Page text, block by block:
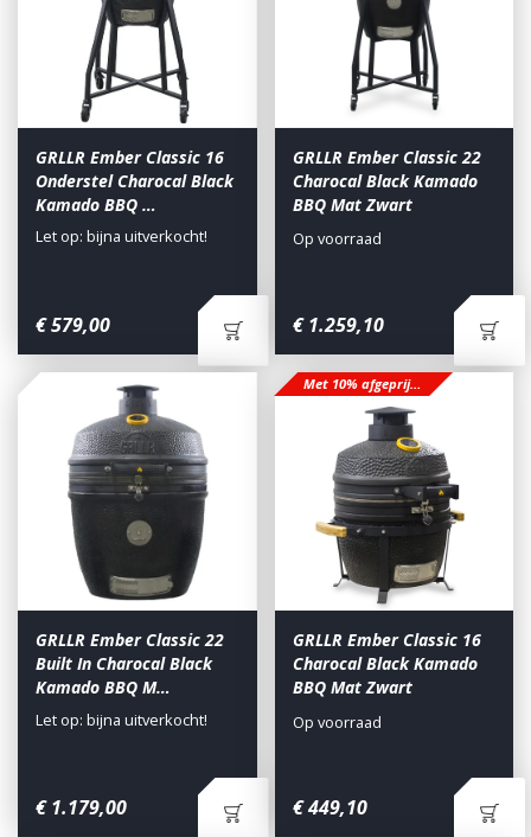
GRLLR Ember Classic 16
Onderstel Charocal Black
Kamado BBQ …
€579,00
Let op: bijna uitverkocht!
GRLLR Ember Classic 22
Charocal Black Kamado
BBQ Mat Zwart
€ 1.259,10
Op voorraad
GRLLR Ember Classic 22
Built In Charocal Black
Kamado BBQ M…
€ 1.179,00
Let op: bijna uitverkocht!
Met 10% afgeprijsd
GRLLR Ember Classic 16
Charocal Black Kamado
BBQ Mat Zwart
€ 449,10
Op voorraad